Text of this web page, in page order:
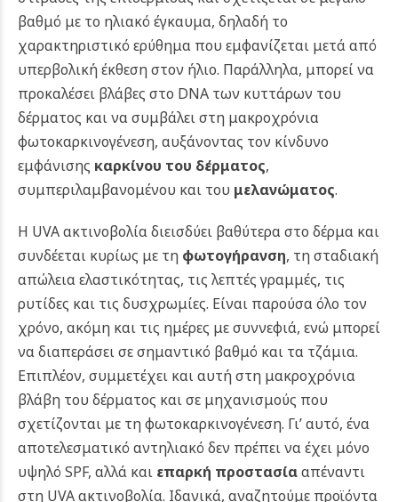
βαθμό με το ηλιακό έγκαυμα, δηλαδή το
χαρακτηριστικό ερύθημα που εμφανίζεται μετά από
υπερβολική έκθεση στον ήλιο. Παράλληλα, μπορεί να
προκαλέσει βλάβες στο DNA των κυττάρων του
δέρματος και να συμβάλει στη μακροχρόνια
φωτοκαρκινογένεση, αυξάνοντας τον κίνδυνο
εμφάνισης καρκίνου του δέρματος,
συμπεριλαμβανομένου και του μελανώματος.
Η UVA ακτινοβολία διεισδύει βαθύτερα στο δέρμα και
συνδέεται κυρίως με τη φωτογήρανση, τη σταδιακή
απώλεια ελαστικότητας, τις λεπτές γραμμές, τις
ρυτίδες και τις δυσχρωμίες. Είναι παρούσα όλο τον
χρόνο, ακόμη και τις ημέρες με συννεφιά, ενώ μπορεί
να διαπεράσει σε σημαντικό βαθμό και τα τζάμια.
Επιπλέον, συμμετέχει και αυτή στη μακροχρόνια
βλάβη του δέρματος και σε μηχανισμούς που
σχετίζονται με τη φωτοκαρκινογένεση. Γι’ αυτό, ένα
αποτελεσματικό αντηλιακό δεν πρέπει να έχει μόνο
υψηλό SPF, αλλά και επαρκή προστασίααπέναντι
στη UVA ακτινοβολία. Ιδανικά, αναζητούμε προϊόντα